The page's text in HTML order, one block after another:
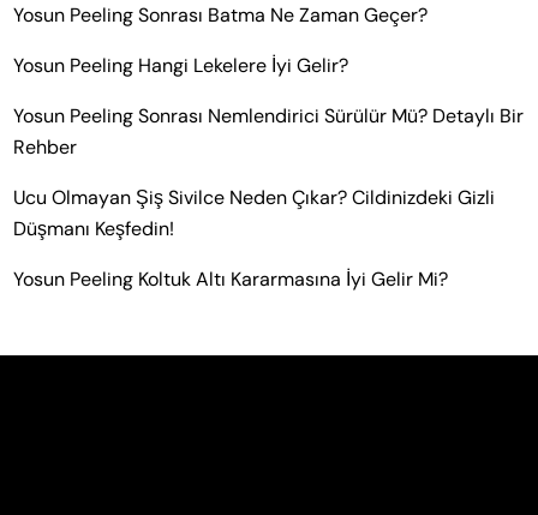
Yosun Peeling Sonrası Batma Ne Zaman Geçer?
Yosun Peeling Hangi Lekelere İyi Gelir?
Yosun Peeling Sonrası Nemlendirici Sürülür Mü? Detaylı Bir
Rehber
Ucu Olmayan Şiş Sivilce Neden Çıkar? Cildinizdeki Gizli
Düşmanı Keşfedin!
Yosun Peeling Koltuk Altı Kararmasına İyi Gelir Mi?